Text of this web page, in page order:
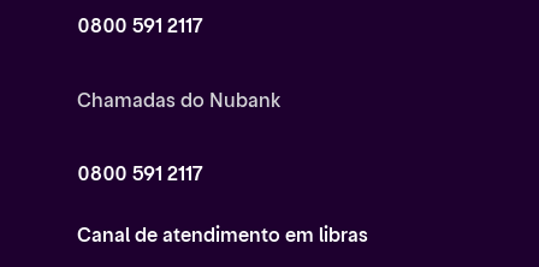
0800 591 2117
Chamadas do Nubank
0800 591 2117
Canal de atendimento em libras